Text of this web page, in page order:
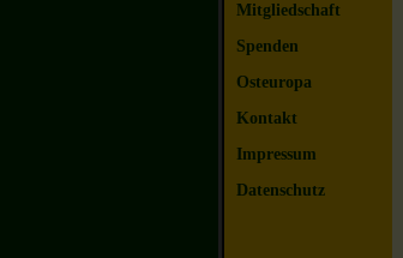
Mitgliedschaft
Spenden
Osteuropa
Kontakt
Impressum
Datenschutz